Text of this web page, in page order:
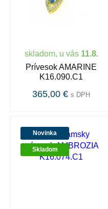
skladom, u vás 11.8.
Prívesok AMARINE
K16.090.C1
365,00 € s DPH
Novinka
Skladom